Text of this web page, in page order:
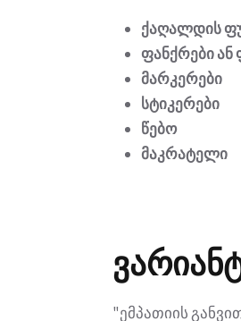
ქაღალდის
ფანქრები
მარკერები
სტიკერები
წებო
მაკრატელი
"ემპათიის